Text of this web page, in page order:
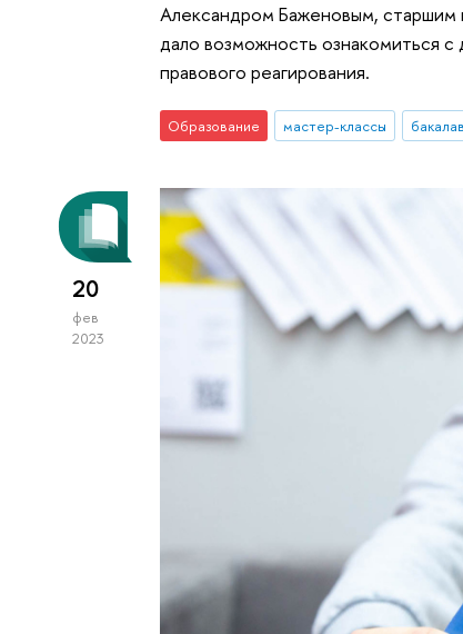
Александром Баженовым,
дало возможность ознакомиться
правового реагирования.
Образование мастер-классы
20
фев
2023